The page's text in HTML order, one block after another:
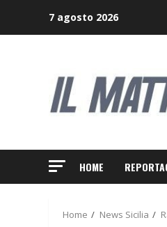
7 agosto 2026
HOME
Home News Sicilia